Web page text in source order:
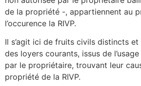
de la propriété -, appartiennent au
l’occurence la RIVP.
Il s’agit ici de fruits civils distincts
des loyers courants, issus de
par le propriétaire, trouvant leur
propriété de la RIVP.